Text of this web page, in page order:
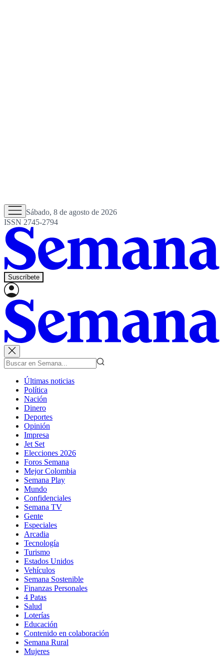
Sábado, 8 de agosto de 2026
ISSN 2745-2794
Suscríbete
Últimas noticias
Política
Nación
Dinero
Deportes
Opinión
Impresa
Jet Set
Elecciones 2026
Foros Semana
Mejor Colombia
Semana Play
Mundo
Confidenciales
Semana TV
Gente
Especiales
Arcadia
Tecnología
Turismo
Estados Unidos
Vehículos
Semana Sostenible
Finanzas Personales
4 Patas
Salud
Loterías
Educación
Contenido en colaboración
Semana Rural
Mujeres